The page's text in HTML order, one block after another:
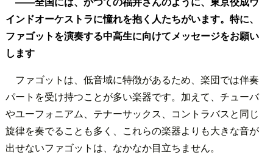
インドオーケストラに憧れを抱く人たちがいます。特に、
ファゴットを演奏する中高生に向けてメッセージをお願い
します
ファゴットは、低音域に特徴があるため、楽団では伴奏
パートを受け持つことが多い楽器です。加えて、チューバ
やユーフォニアム、テナーサックス、コントラバスと同じ
旋律を奏でることも多く、これらの楽器よりも大きな音が
出せないファゴットは、なかなか目立ちません。